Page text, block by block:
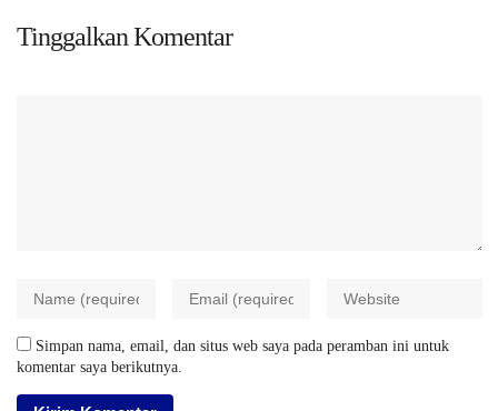
Tinggalkan Komentar
Simpan nama, email, dan situs web saya pada peramban ini untuk
komentar saya berikutnya.